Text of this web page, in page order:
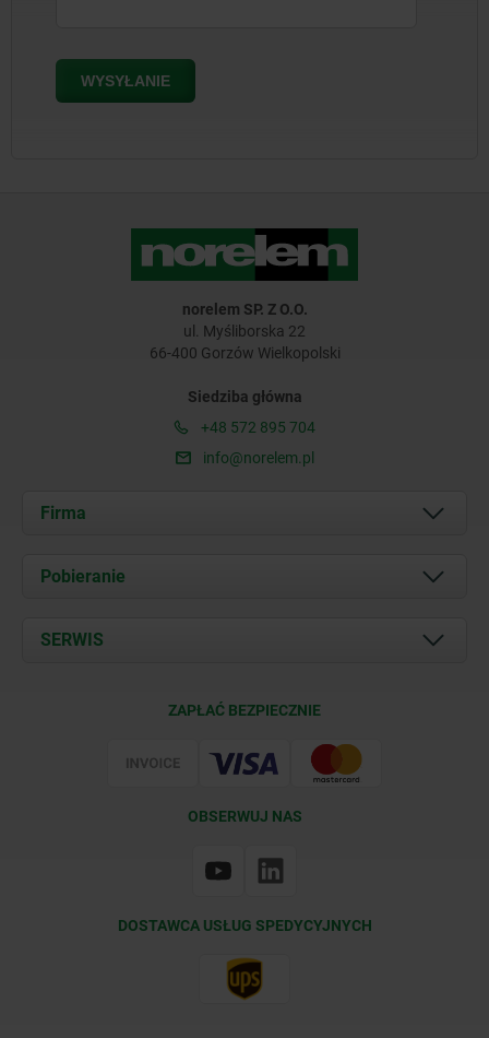
norelem SP. Z O.O.
ul. Myśliborska 22
66-400 Gorzów Wielkopolski
Siedziba główna
+48 572 895 704
info@norelem.pl
Firma
O nas
Kontakt
Pobieranie
Documents
SERWIS
ZAPŁAĆ BEZPIECZNIE
OBSERWUJ NAS
DOSTAWCA USŁUG SPEDYCYJNYCH